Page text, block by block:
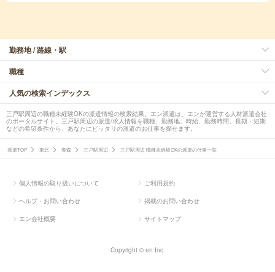
勤務地 / 路線・駅
職種
人気の検索インデックス
三戸駅周辺の職種未経験OKの派遣情報の検索結果。エン派遣は、エンが運営する人材派遣会社
のポータルサイト。三戸駅周辺の派遣/求人情報を職種、勤務地、時給、勤務時間、長期・短期
などの希望条件から、あなたにピッタリの派遣のお仕事を探せます。
派遣TOP 東北 青森 三戸駅周辺 三戸駅周辺 職種未経験OKの派遣の仕事一覧
個人情報の取り扱いについて ご利用規約
ヘルプ・お問い合わせ 掲載のお問い合わせ
エン会社概要 サイトマップ
Copyright © en Inc.